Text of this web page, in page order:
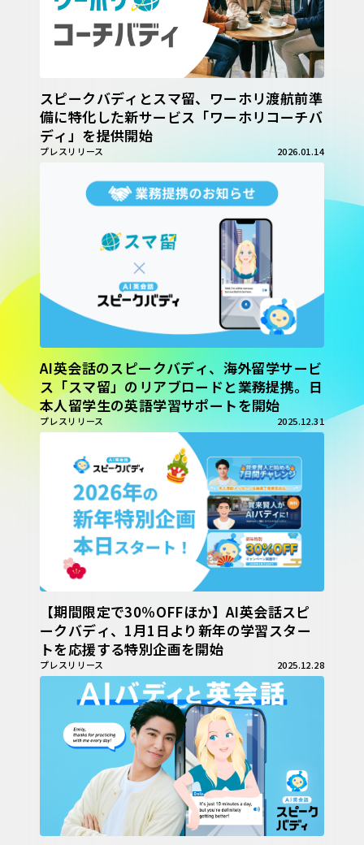
スピークバディとスマ留、ワーホリ渡航前準
備に特化した新サービス「ワーホリコーチバ
ディ」を提供開始
プレスリリース 2026.01.14
AI英会話のスピークバディ、海外留学サービ
ス「スマ留」のリアブロードと業務提携。日
本人留学生の英語学習サポートを開始
プレスリリース 2025.12.31
【期間限定で30％OFFほか】AI英会話スピ
ークバディ、1月1日より新年の学習スター
トを応援する特別企画を開始
プレスリリース 2025.12.28